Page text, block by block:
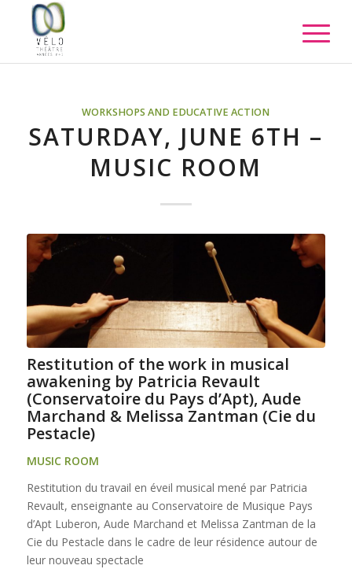
WORKSHOPS AND EDUCATIVE ACTION
SATURDAY, JUNE 6TH –
MUSIC ROOM
Restitution of the work in musical
awakening by Patricia Revault
(Conservatoire du Pays d’Apt), Aude
Marchand & Melissa Zantman (Cie du
Pestacle)
MUSIC ROOM
Restitution du travail en éveil musical mené par Patricia
Revault, enseignante au Conservatoire de Musique Pays
d’Apt Luberon, Aude Marchand et Melissa Zantman de la
Cie du Pestacle dans le cadre de leur résidence autour de
leur nouveau spectacle